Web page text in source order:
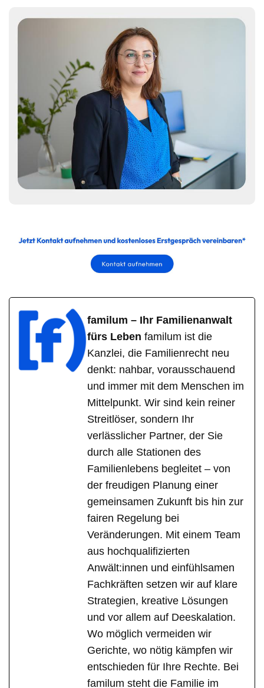
familum – Ihr Familienanwalt
fürs Leben familum ist die
Kanzlei, die Familienrecht neu
denkt: nahbar, vorausschauend
und immer mit dem Menschen im
Mittelpunkt. Wir sind kein reiner
Streitlöser, sondern Ihr
verlässlicher Partner, der Sie
durch alle Stationen des
Familienlebens begleitet – von
der freudigen Planung einer
gemeinsamen Zukunft bis hin zur
fairen Regelung bei
Veränderungen. Mit einem Team
aus hochqualifizierten
Anwält:innen und einfühlsamen
Fachkräften setzen wir auf klare
Strategien, kreative Lösungen
und vor allem auf Deeskalation.
Wo möglich vermeiden wir
Gerichte, wo nötig kämpfen wir
entschieden für Ihre Rechte. Bei
familum steht die Familie im